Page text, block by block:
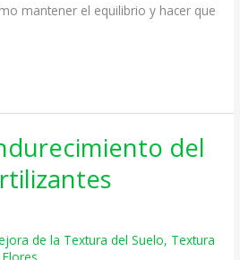
mantener el equilibrio y hacer que
del
de la Textura del Suelo, Textura